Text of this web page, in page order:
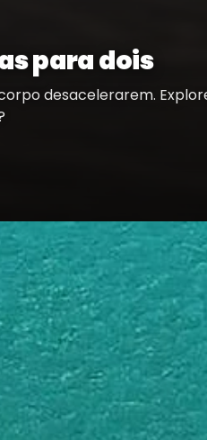
para dois
desacelerarem.